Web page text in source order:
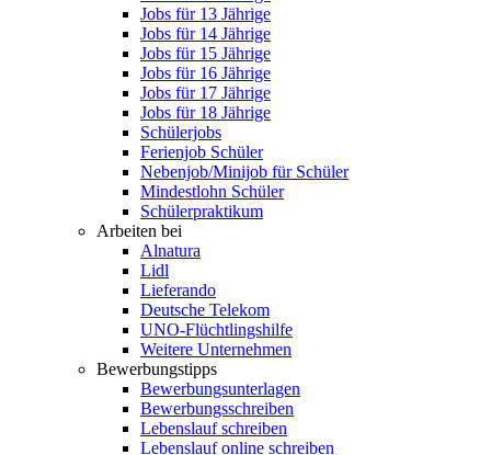
Jobs für 13 Jährige
Jobs für 14 Jährige
Jobs für 15 Jährige
Jobs für 16 Jährige
Jobs für 17 Jährige
Jobs für 18 Jährige
Schülerjobs
Ferienjob Schüler
Nebenjob/Minijob für Schüler
Mindestlohn Schüler
Schülerpraktikum
Arbeiten bei
Alnatura
Lidl
Lieferando
Deutsche Telekom
UNO-Flüchtlingshilfe
Weitere Unternehmen
Bewerbungstipps
Bewerbungsunterlagen
Bewerbungsschreiben
Lebenslauf schreiben
Lebenslauf online schreiben